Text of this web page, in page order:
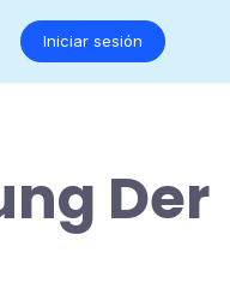
Iniciar sesión
Der